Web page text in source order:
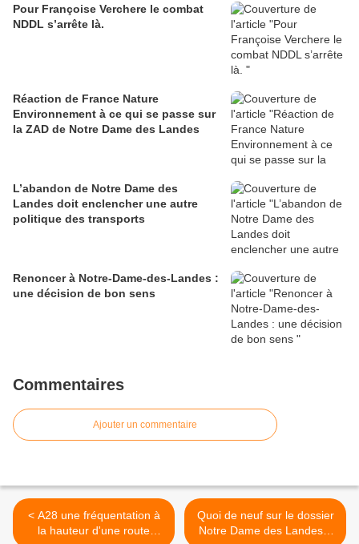
Pour Françoise Verchere le combat
NDDL s’arrête là.
Réaction de France Nature
Environnement à ce qui se passe sur
la ZAD de Notre Dame des Landes
L’abandon de Notre Dame des
Landes doit enclencher une autre
politique des transports
Renoncer à Notre-Dame-des-Landes :
une décision de bon sens
Commentaires
Ajouter un commentaire
< A28 une fréquentation à
la hauteur d'une route
Quoi de neuf sur le dossier
Notre Dame des Landes ?